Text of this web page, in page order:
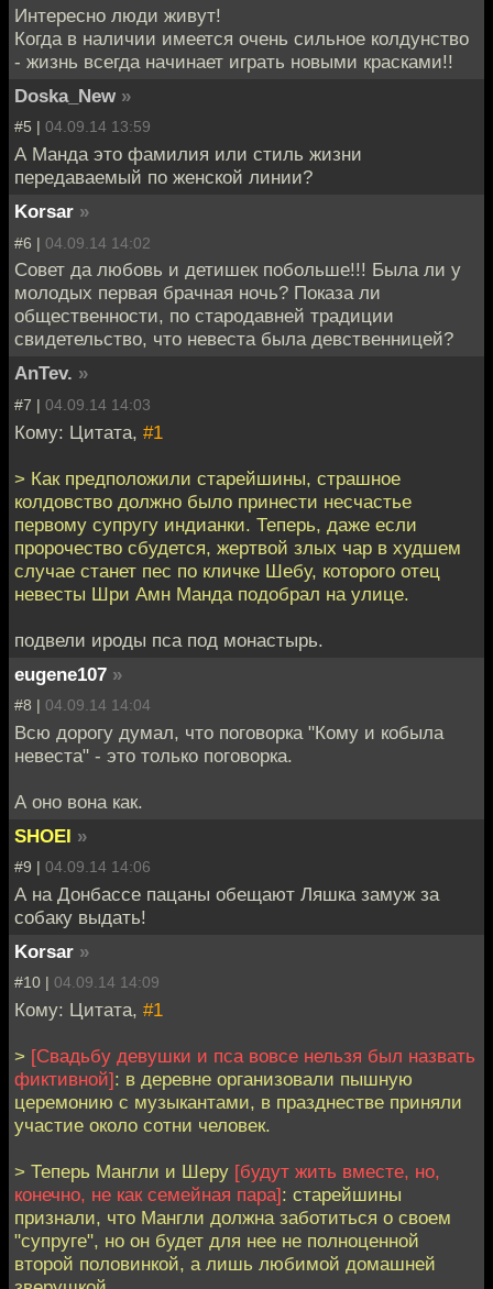
Интересно люди живут!
Когда в наличии имеется очень сильное колдунство
- жизнь всегда начинает играть новыми красками!!
Doska_New »
#5 | 04.09.14 13:59
А Манда это фамилия или стиль жизни
передаваемый по женской линии?
Korsar »
#6 | 04.09.14 14:02
Совет да любовь и детишек побольше!!! Была ли у
молодых первая брачная ночь? Показа ли
общественности, по стародавней традиции
свидетельство, что невеста была девственницей?
AnTev. »
#7 | 04.09.14 14:03
Кому: Цитата, #1
> Как предположили старейшины, страшное
колдовство должно было принести несчастье
первому супругу индианки. Теперь, даже если
пророчество сбудется, жертвой злых чар в худшем
случае станет пес по кличке Шебу, которого отец
невесты Шри Амн Манда подобрал на улице.
подвели ироды пса под монастырь.
eugene107 »
#8 | 04.09.14 14:04
Всю дорогу думал, что поговорка "Кому и кобыла
невеста" - это только поговорка.
А оно вона как.
SHOEI »
#9 | 04.09.14 14:06
А на Донбассе пацаны обещают Ляшка замуж за
собаку выдать!
Korsar »
#10 | 04.09.14 14:09
Кому: Цитата, #1
> [Свадьбу девушки и пса вовсе нельзя был назвать
фиктивной]: в деревне организовали пышную
церемонию с музыкантами, в празднестве приняли
участие около сотни человек.
> Теперь Мангли и Шеру [будут жить вместе, но,
конечно, не как семейная пара]: старейшины
признали, что Мангли должна заботиться о своем
"супруге", но он будет для нее не полноценной
второй половинкой, а лишь любимой домашней